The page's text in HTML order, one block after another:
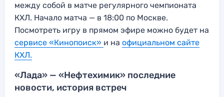
между собой в матче регулярного чемпионата
КХЛ. Начало матча — в 18:00 по Москве.
Посмотреть игру в прямом эфире можно будет на
сервисе «Кинопоиск» и на официальном сайте
КХЛ.
«Лада» — «Нефтехимик» последние
новости, история встреч